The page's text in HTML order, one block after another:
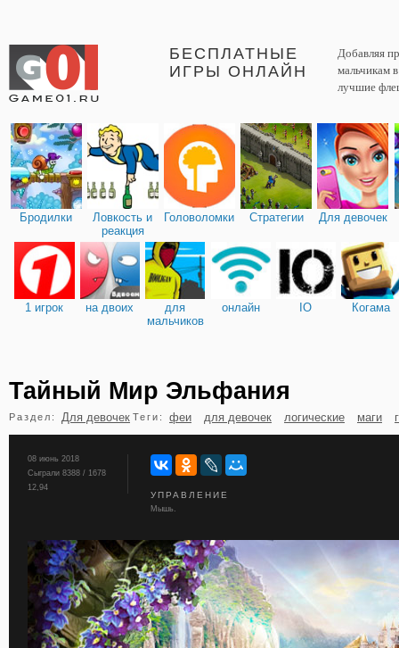
БЕСПЛАТНЫЕ
ИГРЫ ОНЛАЙН
Добавляя
мальчикам
лучшие
Бродилки
Ловкость и
реакция
Головоломки Стратегии Для девочек
1 игрок на двоих
для
мальчиков
онлайн IO Когама
бильярд карты
Тайный Мир Эльфания
Раздел: Для девочек Теги: феи для девочек логические маги
08 июнь 2018
Сыграли 8388 / 1678
12,94
УПРАВЛЕНИЕ
Мышь.